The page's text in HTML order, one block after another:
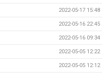
2022-05-17 15:48
2022-05-16 22:45
2022-05-16 09:34
2022-05-05 12:22
2022-05-05 12:12